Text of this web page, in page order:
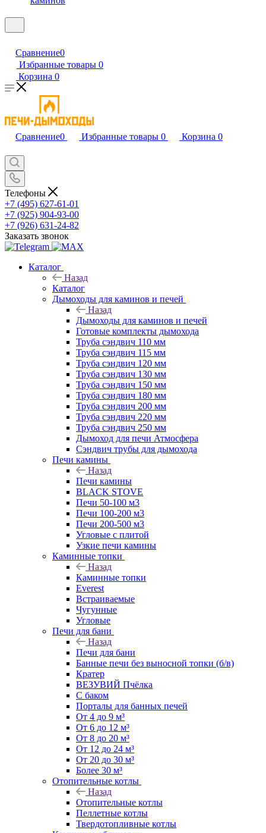
Сравнение0
Избранные товары 0
Корзина 0
Сравнение0 Избранные товары 0 Корзина 0
Телефоны
+7 (495) 627-61-01
+7 (925) 904-93-00
+7 (926) 631-24-82
Заказать звонок
Каталог
Назад
Каталог
Дымоходы для каминов и печей
Назад
Дымоходы для каминов и печей
Готовые комплекты дымохода
Труба сэндвич 110 мм
Труба сэндвич 115 мм
Труба сэндвич 120 мм
Труба сэндвич 130 мм
Труба сэндвич 150 мм
Труба сэндвич 180 мм
Труба сэндвич 200 мм
Труба сэндвич 220 мм
Труба сэндвич 250 мм
Дымоход для печи Атмосфера
Сэндвич трубы для дымохода
Печи камины
Назад
Печи камины
BLACK STOVE
Печи 50-100 м3
Печи 100-200 м3
Печи 200-500 м3
Угловые с плитой
Узкие печи камины
Каминные топки
Назад
Каминные топки
Everest
Встраиваемые
Чугунные
Угловые
Печи для бани
Назад
Печи для бани
Банные печи без выносной топки (б/в)
Кратер
ВЕЗУВИЙ Пчёлка
С баком
Порталы для банных печей
От 4 до 9 м³
От 6 до 12 м³
От 8 до 20 м³
От 12 до 24 м³
От 20 до 30 м³
Более 30 м³
Отопительные котлы
Назад
Отопительные котлы
Пеллетные котлы
Твердотопливные котлы